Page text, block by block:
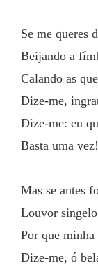
Se me queres
Beijando a
Calando as
Dize-me,
Dize-me: eu
Basta uma vez!
Mas se antes
Louvor
Por que
Dize-me, ó